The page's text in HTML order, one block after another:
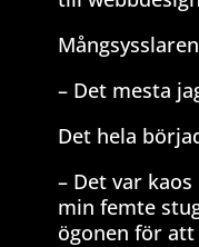
– Det mesta
Det hela
– Det var
min femte
ögonen för